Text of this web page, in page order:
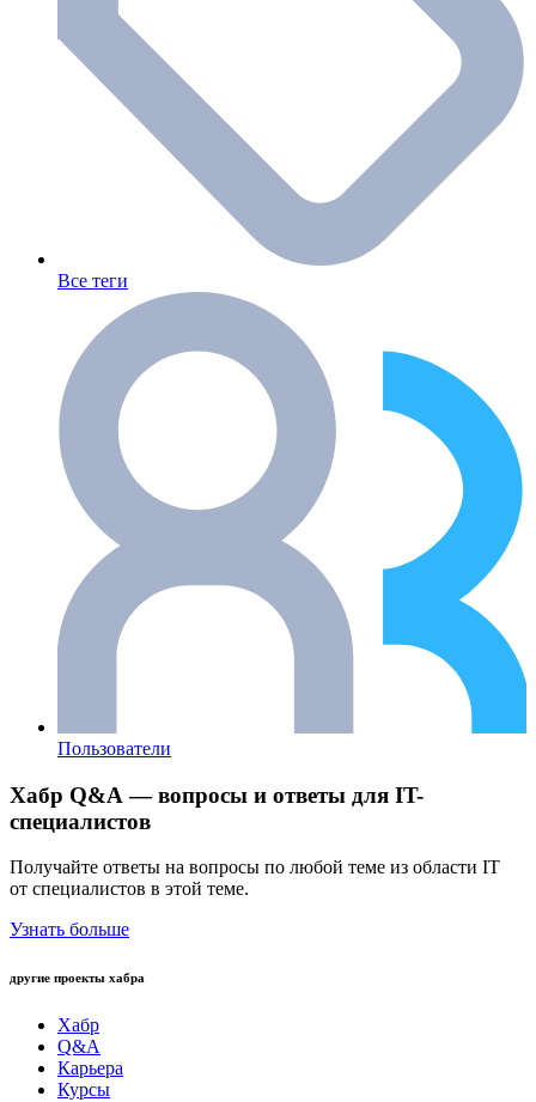
Все теги
Пользователи
Хабр Q&A — вопросы и ответы для IT-
специалистов
Получайте ответы на вопросы по любой теме из области IT
от специалистов в этой теме.
Узнать больше
другие проекты хабра
Хабр
Q&A
Карьера
Курсы